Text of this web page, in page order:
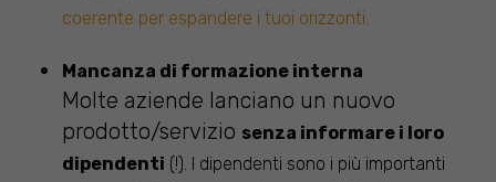
coerente per espandere i tuoi orizzonti.
Mancanza di formazione interna
Molte aziende lanciano un nuovo
prodotto/servizio senza informare i loro
dipendenti (!). I dipendenti sono i più importanti